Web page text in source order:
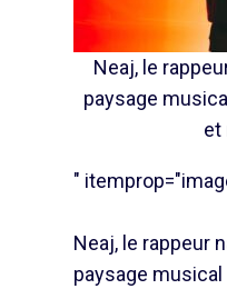
Neaj, le
paysage
et
"
Neaj, le rappeur
paysage